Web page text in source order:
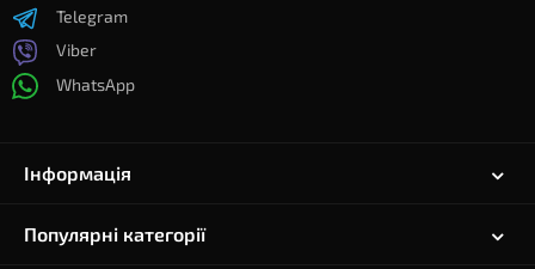
Telegram
Viber
WhatsApp
Інформація
Популярні категорії